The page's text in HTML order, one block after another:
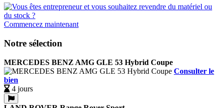
Commencez maintenant
Notre sélection
MERCEDES BENZ AMG GLE 53 Hybrid Coupe
Consulter le
bien
4 jours